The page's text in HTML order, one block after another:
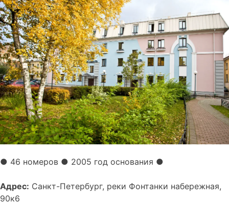
● 46 номеров ● 2005 год основания ●
Адрес: Санкт-Петербург, реки Фонтанки набережная,
90к6